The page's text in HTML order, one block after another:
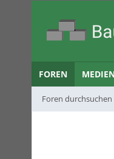
FOREN
Foren durchsuchen